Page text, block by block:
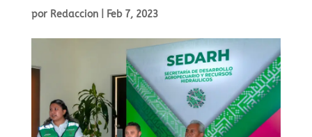
por Redaccion| Feb 7, 2023